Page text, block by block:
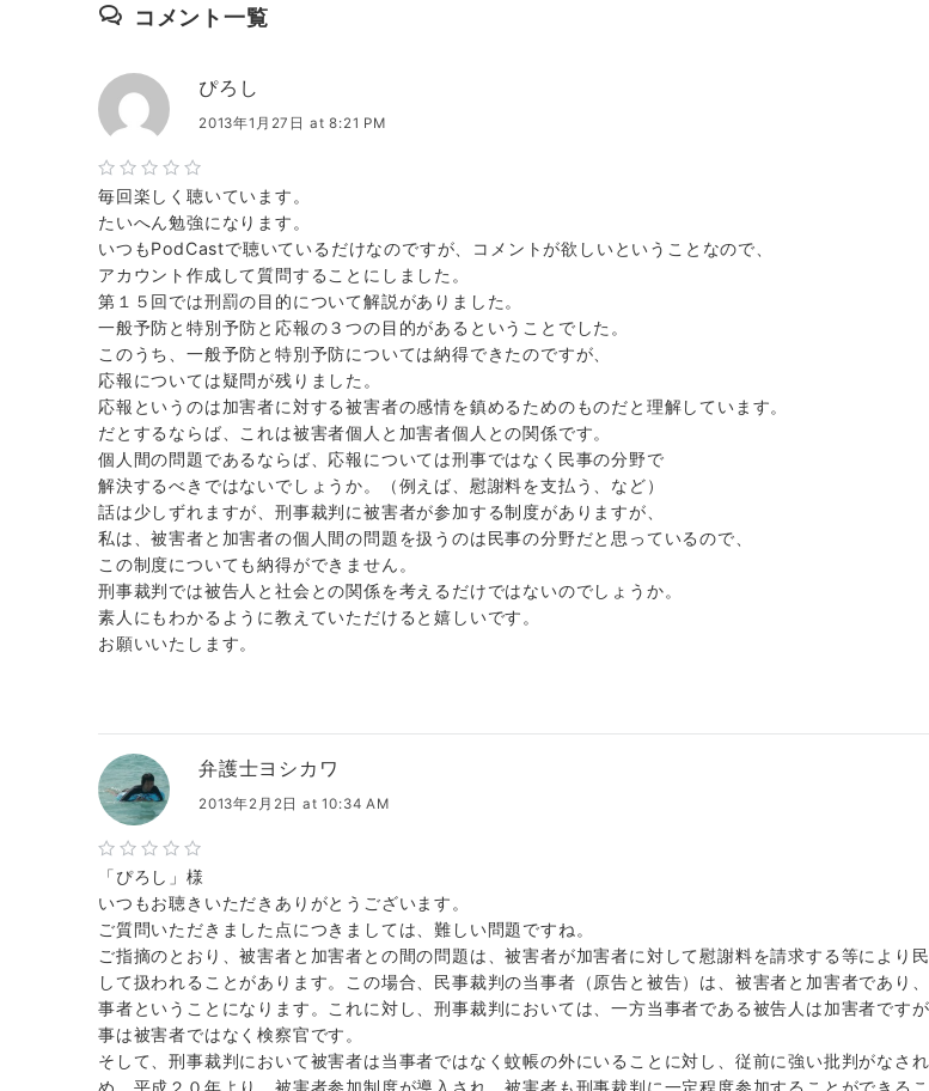
コメント一覧
ぴろし
2013年1月27日 at 8:21 PM
毎回楽しく聴いています。
たいへん勉強になります。
いつもPodCastで聴いているだけなのですが、コメントが欲しいということなので、
アカウント作成して質問することにしました。
第１５回では刑罰の目的について解説がありました。
一般予防と特別予防と応報の３つの目的があるということでした。
このうち、一般予防と特別予防については納得できたのですが、
応報については疑問が残りました。
応報というのは加害者に対する被害者の感情を鎮めるためのものだと理解しています。
だとするならば、これは被害者個人と加害者個人との関係です。
個人間の問題であるならば、応報については刑事ではなく民事の分野で
解決するべきではないでしょうか。（例えば、慰謝料を支払う、など）
話は少しずれますが、刑事裁判に被害者が参加する制度がありますが、
私は、被害者と加害者の個人間の問題を扱うのは民事の分野だと思っているので、
この制度についても納得ができません。
刑事裁判では被告人と社会との関係を考えるだけではないのでしょうか。
素人にもわかるように教えていただけると嬉しいです。
お願いいたします。
弁護士ヨシカワ
2013年2月2日 at 10:34 AM
「ぴろし」様
いつもお聴きいただきありがとうございます。
ご質問いただきました点につきましては、難しい問題ですね。
ご指摘のとおり、被害者と加害者との間の問題は、被害者が加害者に対して慰謝料を請求する等により
して扱われることがあります。この場合、民事裁判の当事者（原告と被告）は、被害者と加害者であり
事者ということになります。これに対し、刑事裁判においては、一方当事者である被告人は加害者です
事は被害者ではなく検察官です。
そして、刑事裁判において被害者は当事者ではなく蚊帳の外にいることに対し、従前に強い批判がなさ
め、平成２０年より、被害者参加制度が導入され、被害者も刑事裁判に一定程度参加することができる